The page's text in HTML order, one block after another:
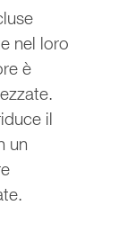
nel loro
è
il
un